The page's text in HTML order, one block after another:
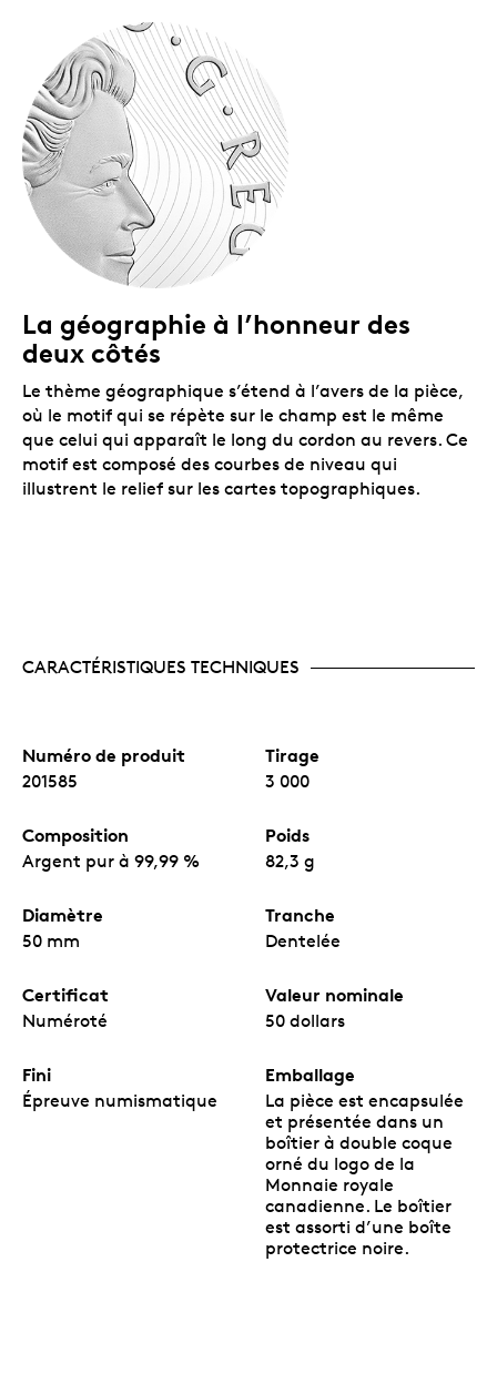
La géographie à l’honneur des
deux côtés
Le thème géographique s’étend à l’avers de la pièce,
où le motif qui se répète sur le champ est le même
que celui qui apparaît le long du cordon au revers. Ce
motif est composé des courbes de niveau qui
illustrent le relief sur les cartes topographiques.
CARACTÉRISTIQUES TECHNIQUES
Numéro de produit
201585
Tirage
3 000
Composition
Argent pur à 99,99 %
Poids
82,3 g
Diamètre
50 mm
Tranche
Dentelée
Certificat
Numéroté
Valeur nominale
50 dollars
Fini
Épreuve numismatique
Emballage
La pièce est encapsulée
et présentée dans un
boîtier à double coque
orné du logo de la
Monnaie royale
canadienne. Le boîtier
est assorti d’une boîte
protectrice noire.